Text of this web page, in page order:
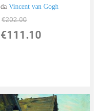
daVincent van Gogh
€202.00
€111.10